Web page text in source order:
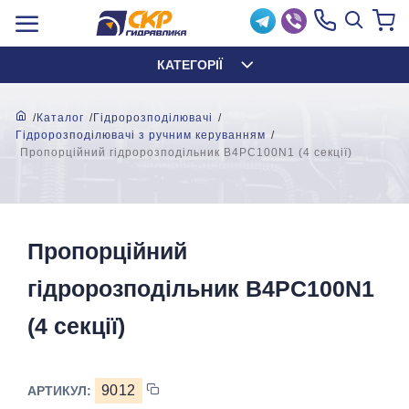
КАТЕГОРІЇ
Каталог
Гідророзподілювачі
Гідророзподілювачі з ручним керуванням
Пропорційний гідророзподільник B4PC100N1 (4 секції)
Пропорційний
гідророзподільник B4PC100N1
(4 секції)
АРТИКУЛ: 9012